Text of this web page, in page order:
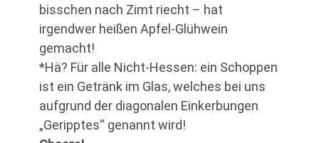
bisschen nach Zimt riecht – hat
irgendwer heißen Apfel-Glühwein
gemacht!
*Hä? Für alle Nicht-Hessen: ein Schoppen
ist ein Getränk im Glas, welches bei uns
aufgrund der diagonalen Einkerbungen
„Geripptes“ genannt wird!